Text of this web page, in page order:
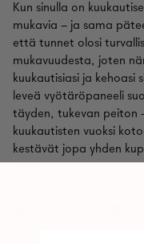
Kun sinulla on
mukavia – ja sama
että tunnet olosi
mukavuudesta, joten
kuukautisiasi ja kehoasi
leveä vyötäröpaneeli
täyden, tukevan peiton
kuukautisten vuoksi
kestävät jopa yhden
verta.